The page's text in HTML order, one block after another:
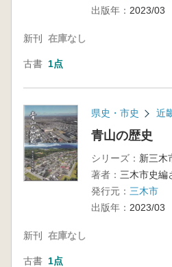
出版年： 2023/03
新刊 在庫なし
古書 1点
県史・市史 近
青山の歴史
シリーズ： 新三木
著者： 三木市史編
発行元： 三木市
出版年： 2023/03
新刊 在庫なし
古書 1点